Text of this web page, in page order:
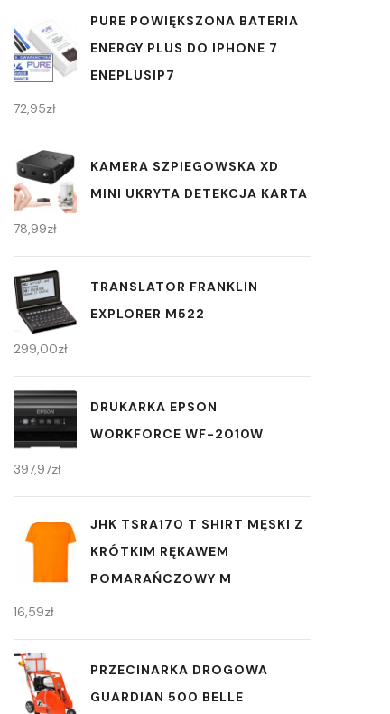
PURE POWIĘKSZONA BATERIA
ENERGY PLUS DO IPHONE 7
ENEPLUSIP7
72,95zł
KAMERA SZPIEGOWSKA XD
MINI UKRYTA DETEKCJA KARTA
78,99zł
TRANSLATOR FRANKLIN
EXPLORER M522
299,00zł
DRUKARKA EPSON
WORKFORCE WF-2010W
397,97zł
JHK TSRA170 T SHIRT MĘSKI Z
KRÓTKIM RĘKAWEM
POMARAŃCZOWY M
16,59zł
PRZECINARKA DROGOWA
GUARDIAN 500 BELLE